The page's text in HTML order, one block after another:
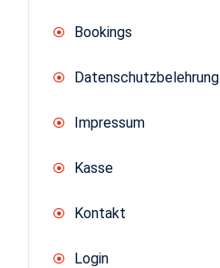
Bookings
Datenschutzbelehrung
Impressum
Kasse
Kontakt
Login